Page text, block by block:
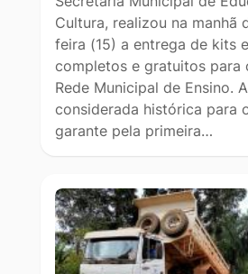
Cultura, realizou na manhã
feira (15) a entrega de kits
completos e gratuitos para
Rede Municipal de Ensino.
considerada histórica para
garante pela primeira…